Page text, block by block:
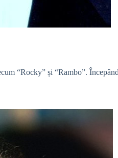
“Rocky” și “Rambo”.